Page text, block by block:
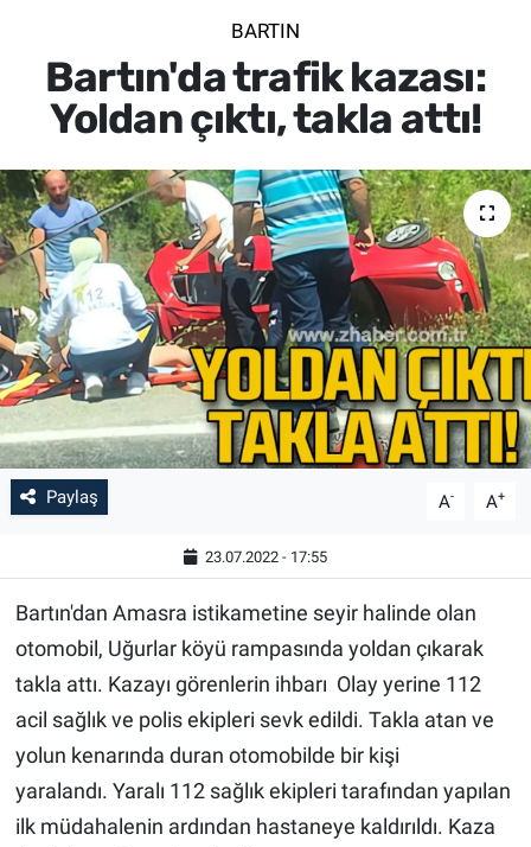
BARTIN
Bartın'da trafik kazası:
Yoldan çıktı, takla attı!
Paylaş A- A+
23.07.2022 - 17:55
Bartın'dan Amasra istikametine seyir halinde olan
otomobil, Uğurlar köyü rampasında yoldan çıkarak
takla attı. Kazayı görenlerin ihbarı Olay yerine 112
acil sağlık ve polis ekipleri sevk edildi. Takla atan ve
yolun kenarında duran otomobilde bir kişi
yaralandı. Yaralı 112 sağlık ekipleri tarafından yapılan
ilk müdahalenin ardından hastaneye kaldırıldı. Kaza
SPOR
SAĞLIK